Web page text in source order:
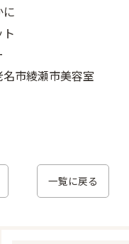
市綾瀬市美容室
一覧に戻る